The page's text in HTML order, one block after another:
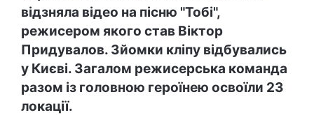
відзняла відео на пісню "Тобі",
режисером якого став Віктор
Придувалов. Зйомки кліпу відбувались
у Києві. Загалом режисерська команда
разом із головною героїнею освоїли 23
локації.